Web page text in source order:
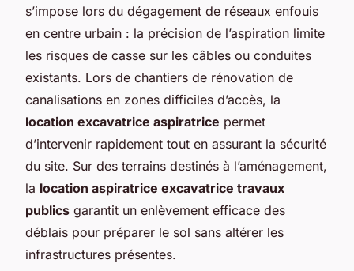
s’impose lors du dégagement de réseaux enfouis
en centre urbain : la précision de l’aspiration limite
les risques de casse sur les câbles ou conduites
existants. Lors de chantiers de rénovation de
canalisations en zones difficiles d’accès, la
location excavatrice aspiratrice permet
d’intervenir rapidement tout en assurant la sécurité
du site. Sur des terrains destinés à l’aménagement,
la location aspiratrice excavatrice travaux
publics garantit un enlèvement efficace des
déblais pour préparer le sol sans altérer les
infrastructures présentes.